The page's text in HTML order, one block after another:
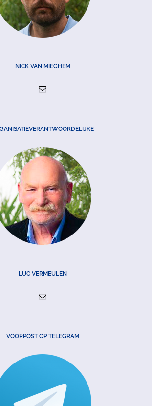
NICK VAN MIEGHEM
LUC VERMEULEN
VOORPOST OP TELEGRAM